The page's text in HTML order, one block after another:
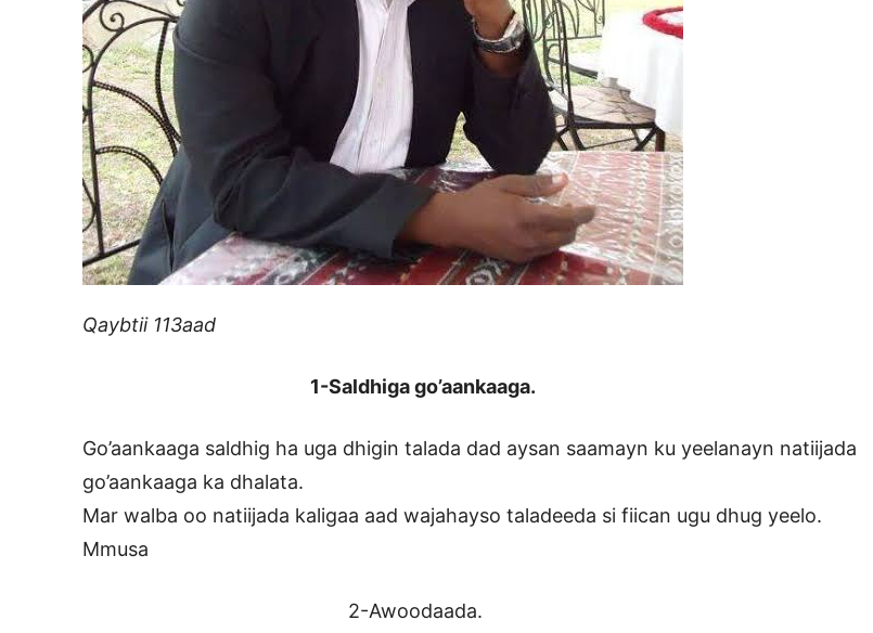
Qaybtii 113aad
1-Saldhiga go’aankaaga.
Go’aankaaga saldhig ha uga dhigin talada dad aysan saamayn ku yeelanayn natiijada
go’aankaaga ka dhalata.
Mar walba oo natiijada kaligaa aad wajahayso taladeeda si fiican ugu dhug yeelo.
Mmusa
2-Awoodaada.